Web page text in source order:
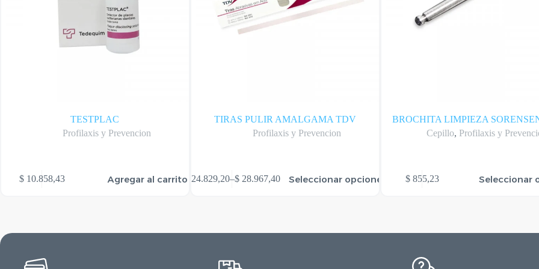
TESTPLAC
Profilaxis y Prevencion
$10.858,43 Agregar al carrito
TIRAS PULIR AMALGAMA TDV
Profilaxis y Prevencion
$ 24.829,20–$28.967,40
Rango
Seleccionar opciones
producto
opciones
BROCHITA LIMPIEZA
Cepillo, Profilaxis y
$855,23 Seleccionar
producto
opciones